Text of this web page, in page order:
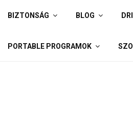
BIZTONSÁG BLOG
PORTABLE PROGRAMOK